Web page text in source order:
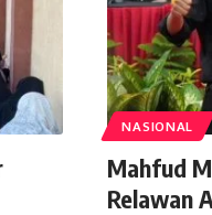
NASIONAL
Mahfud
Relawan